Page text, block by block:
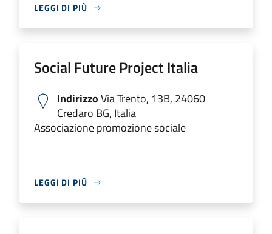
LEGGI DI PIÙ
Social Future Project Italia
IndirizzoVia Trento, 13B, 24060
Credaro BG, Italia
Associazione promozione sociale
LEGGI DI PIÙ